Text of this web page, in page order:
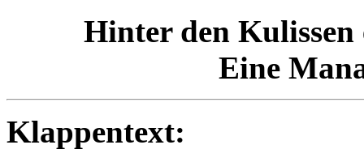
Hinter den Kulissen
Eine
Klappentext: